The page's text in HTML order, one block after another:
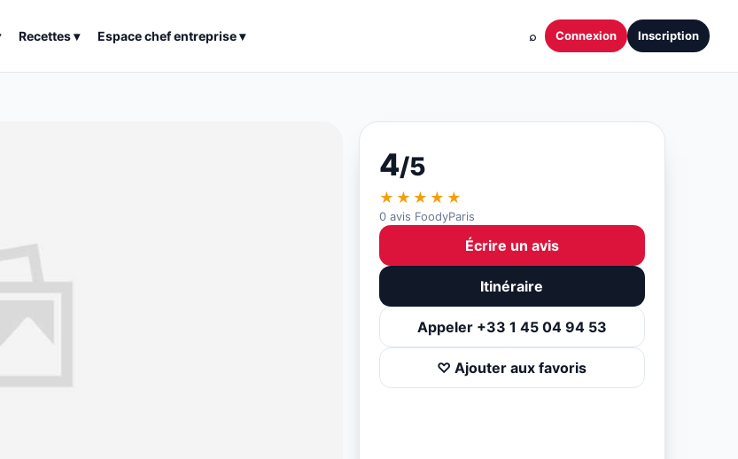
Recettes▾ Espace chef entreprise▾ ⌕ Connexion Inscription
4/5
★★★★★
0 avis FoodyParis
Écrire un avis
Itinéraire
Appeler +33 1 45 04 94 53
♡ Ajouter aux favoris